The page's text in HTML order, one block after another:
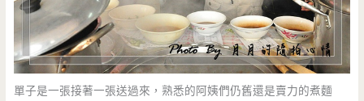
單子是一張接著一張送過來，熟悉的阿姨們仍舊還是賣力的煮麵